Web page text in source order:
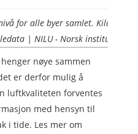
for alle byer samlet. Kilde:
| NILU - Norsk institutt for
nøye sammen
er derfor mulig å
luftkvaliteten forventes
med hensyn til
i tide. Les mer om